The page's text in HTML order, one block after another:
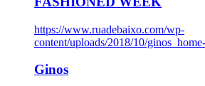
https://www.ruadebaixo.com/wp-
content/uploads/2018/10/
Ginos